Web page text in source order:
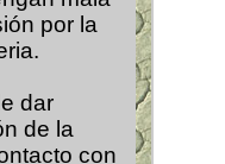
por la
dar
de la
con